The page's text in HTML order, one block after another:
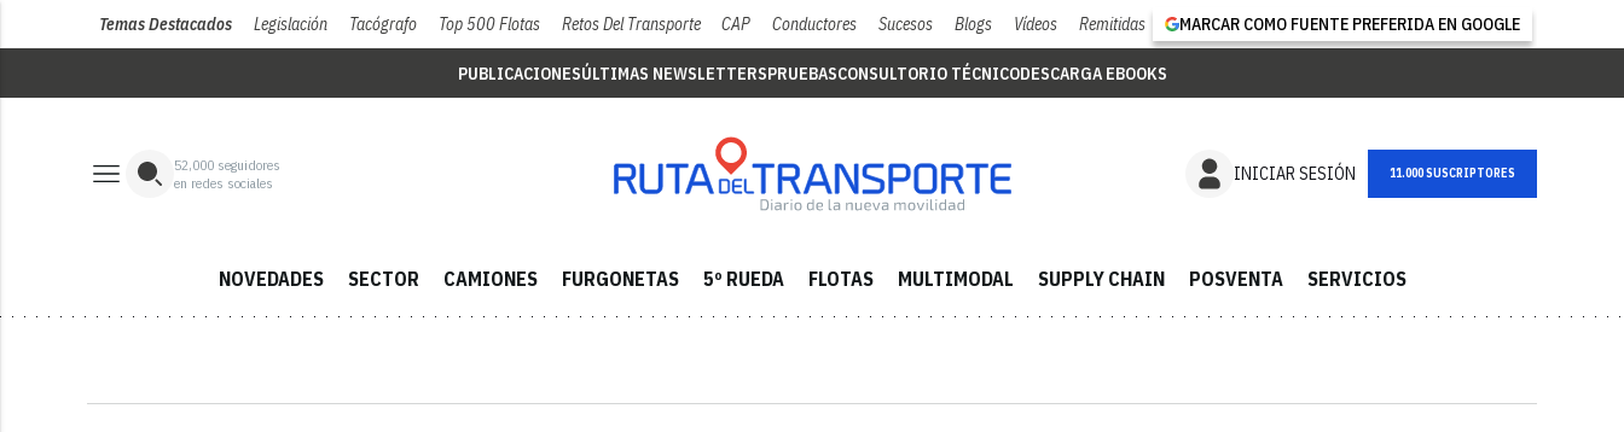
Temas Destacados Legislación Tacógrafo Top 500 Flotas Retos Del Transporte CAP Conductores Sucesos Blogs Vídeos Remitidas MARCAR COMO FUENTE PREFERIDA EN GOOGLE
PUBLICACIONESÚLTIMAS NEWSLETTERSPRUEBASCONSULTORIO TÉCNICODESCARGA EBOOKS
52,000 seguidores
en redes sociales
INICIAR SESIÓN NEWSLETTER
NOVEDADES SECTOR CAMIONES FURGONETAS 5º RUEDA FLOTAS MULTIMODAL SUPPLY CHAIN POSVENTA SERVICIOS